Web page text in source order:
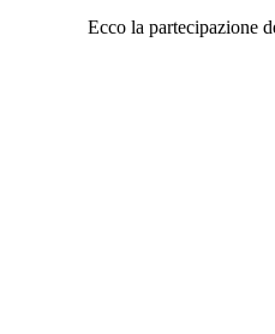
Ecco la partecipazione